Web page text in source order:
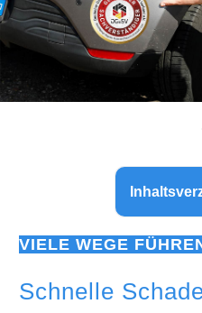
VIELE WEGE
Schnelle